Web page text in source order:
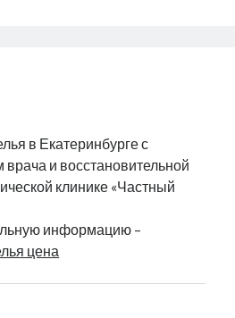
в Екатеринбурге с
и восстановительной
клинике «Частный
информацию –
цена